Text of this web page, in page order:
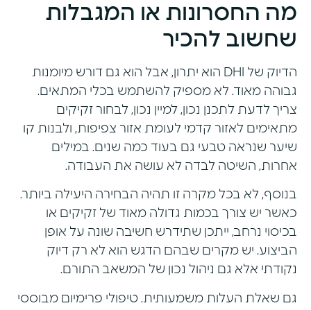
מה החסרונות או המגבלות
שחשוב להכיר
הדיוק של DHI הוא יתרון, אבל הוא גם דורש מיומנות
גבוהה מאוד. לא מספיק להשתמש בכלי המתאים.
צריך לדעת לתכנן נכון, למיין נכון, לבחור זקיקים
מתאימים לאזור קדמי לעומת אזור צפיפות, ולבנות קו
שיער שנראה טבעי גם בעוד כמה שנים. במילים
אחרות, השיטה לבדה לא עושה את העבודה.
בנוסף, לא בכל מקרה זו תהיה הבחירה היעילה ביותר.
כאשר יש צורך בכמות גדולה מאוד של זקיקים או
בכיסוי נרחב, ייתכן שתידרש חשיבה שונה על אופן
הביצוע. יש מקרים שבהם הדגש הוא לא רק דיוק
נקודתי אלא גם ניהול נכון של המשאב התורם.
גם שאלת העלות משמעותית. טיפולי פרימיום מבוססי